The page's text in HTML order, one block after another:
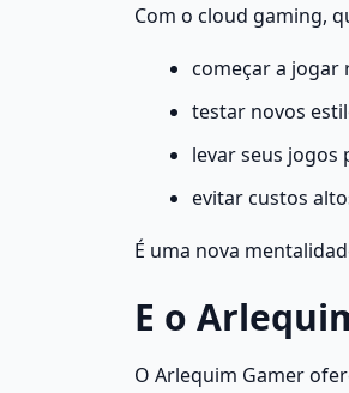
Com o cloud gaming,
começar a jogar
testar novos
levar seus jogos
evitar custos
É uma nova
E o
O Arlequim Gamer